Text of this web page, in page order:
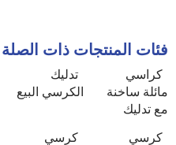
فئات المنتجات ذات الصلة
كراسي
مائلة ساخنة
مع تدليك
تدليك
الكرسي البيع
كرسي
كرسي